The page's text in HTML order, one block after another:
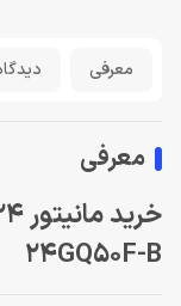
معرفی
معرفی
24GQ50F-B